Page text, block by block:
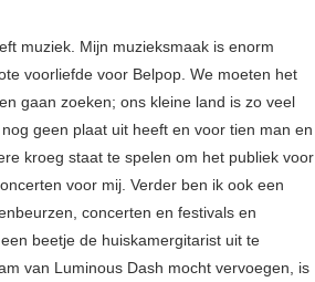
muziek. Mijn muzieksmaak is enorm
voorliefde voor Belpop. We moeten het
gaan zoeken; ons kleine land is zo veel
geen plaat uit heeft en voor tien man en
kroeg staat te spelen om het publiek voor
voor mij. Verder ben ik ook een
concerten en festivals en
beetje de huiskamergitarist uit te
van Luminous Dash mocht vervoegen, is